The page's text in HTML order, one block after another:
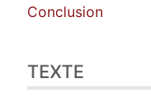
Conclusion
TEXTE